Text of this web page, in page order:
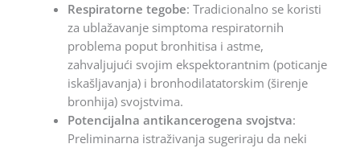
Respiratorne tegobe: Tradicionalno se koristi
za ublažavanje simptoma respiratornih
problema poput bronhitisa i astme,
zahvaljujući svojim ekspektorantnim (poticanje
iskašljavanja) i bronhodilatatorskim (širenje
bronhija) svojstvima.
Potencijalna antikancerogena svojstva:
Preliminarna istraživanja sugeriraju da neki